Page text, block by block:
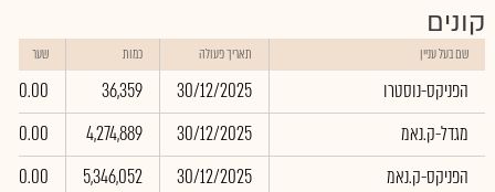
קונים
שם בעל עניין תאריך פעולה כמות שער
הפניקס-נוסטרו 30/12/2025
36,359
0.00
מגדל-ק.נאמ
30/12/2025
4,274,889
0.00
הפניקס-ק.נאמ
30/12/2025
5,346,052
0.00